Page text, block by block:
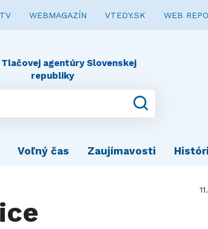
WEBMAGAZÍN VTEDY.SK WEB
agentúry Slovenskej
republiky
Voľný čas Zaujímavosti